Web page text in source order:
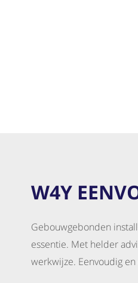
W4Y
Gebouwgebonden
essentie. Met helder
werkwijze. Eenvoudig